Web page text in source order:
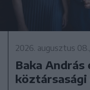
2026. augusztus
Baka